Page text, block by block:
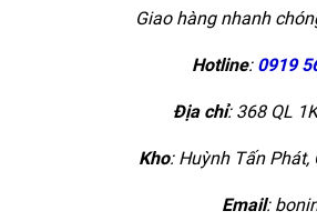
Giao hàng nhanh
Hotline: 0919
Địa chỉ: 368 QL
Kho: Huỳnh Tấn Phát,
Email: